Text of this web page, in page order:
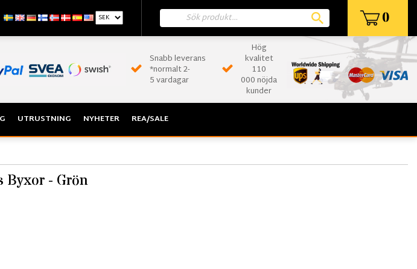
0
Snabb leverans
*normalt 2-
5 vardagar
Hög
kvalitet
110
000 nöjda
kunder
UTRUSTNING NYHETER REA/SALE
Byxor - Grön